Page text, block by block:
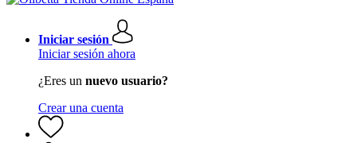
Iniciar sesión
Iniciar sesión ahora
¿Eres un nuevo usuario?
Crear una cuenta